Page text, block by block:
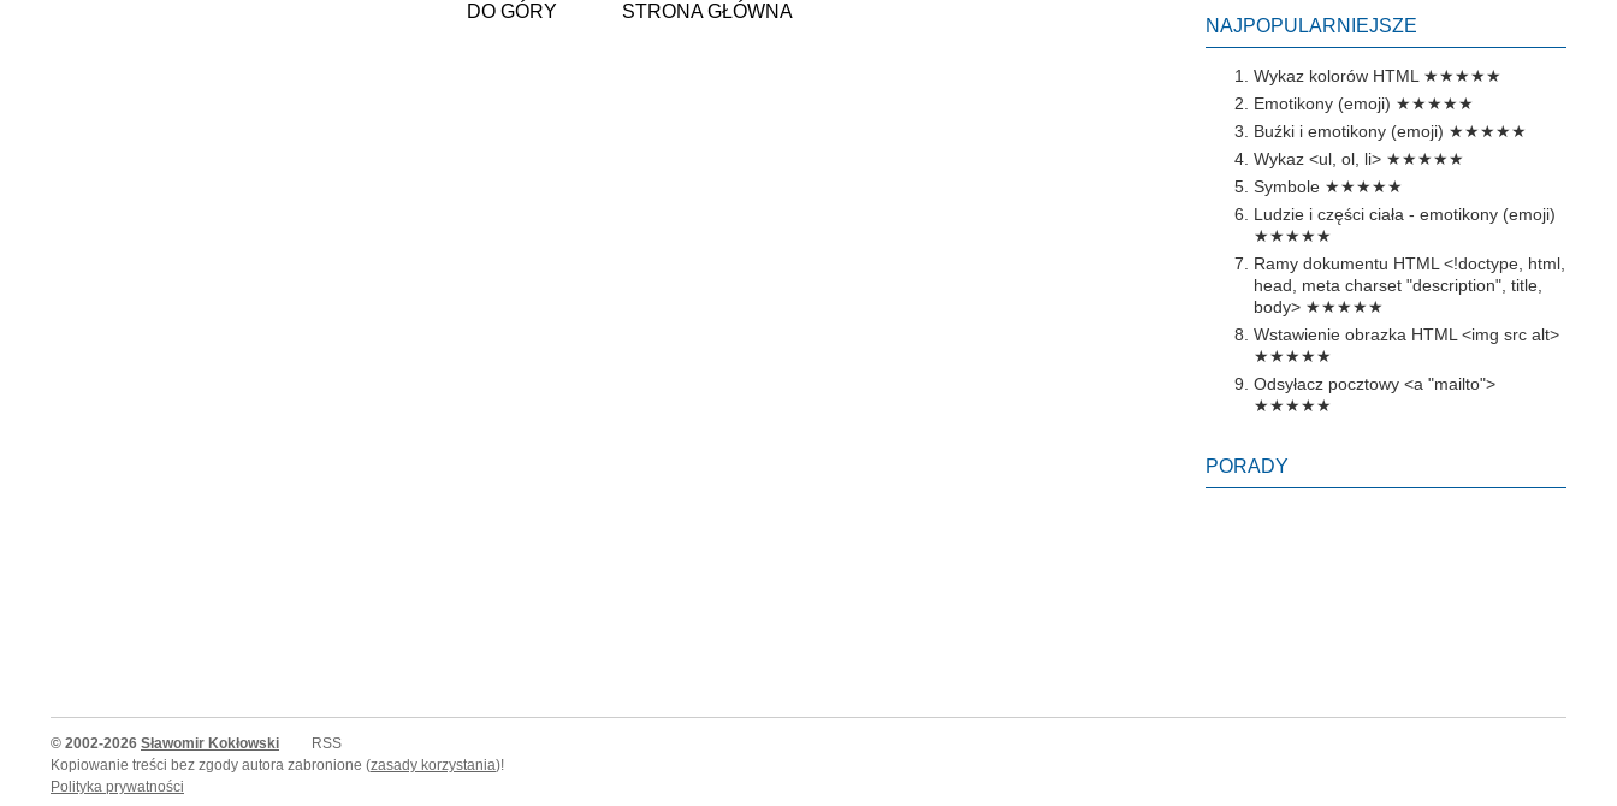
NAJPOPULARNIEJSZE
Wykaz kolorów HTML ★★★★★
Emotikony (emoji) ★★★★★
Buźki i emotikony (emoji) ★★★★★
Wykaz <ul, ol, li> ★★★★★
Symbole ★★★★★
Ludzie i części ciała - emotikony (emoji)
★★★★★
Ramy dokumentu HTML <!doctype, html,
head, meta charset "description", title,
body> ★★★★★
Wstawienie obrazka HTML <img src alt>
★★★★★
Odsyłacz pocztowy <a "mailto">
★★★★★
PORADY
DO GÓRY STRONA GŁÓWNA
© 2002-2026 Sławomir Kokłowski
RSS
Kopiowanie treści bez zgody autora zabronione (zasady korzystania)!
Polityka prywatności